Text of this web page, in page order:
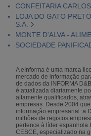
CONFEITARIA
LOJA DO GATO
S.A.
MONTE D'ALVA -
SOCIEDADE
A eInforma é uma marca
mercado de informação
de dados da INFORMA
é atualizada diariamente
altamente qualificados,
empresas. Desde 2004
informação empresarial: a
milhões de registos
pertence à líder espanhola
CESCE, especializado na